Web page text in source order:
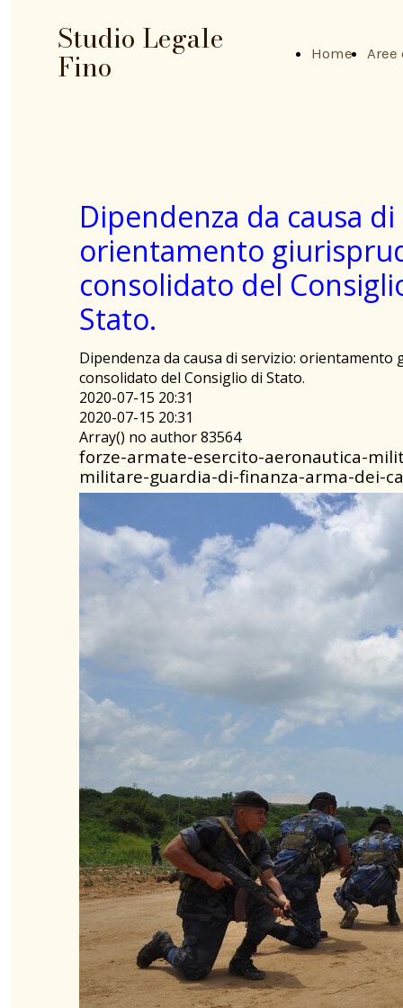
Home
Studio Legale
Fino
Dipendenza da causa
orientamento
consolidato del
Stato.
Dipendenza da causa di servizio: orientamento
consolidato del Consiglio di Stato.
2020-07-15 20:31
2020-07-15 20:31
Array() no author 83564
forze-armate-esercito-aeronautica-
militare-guardia-di-finanza-arma-dei-